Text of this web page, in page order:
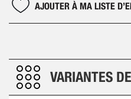
AJOUTER À MA LISTE
VARIANTES